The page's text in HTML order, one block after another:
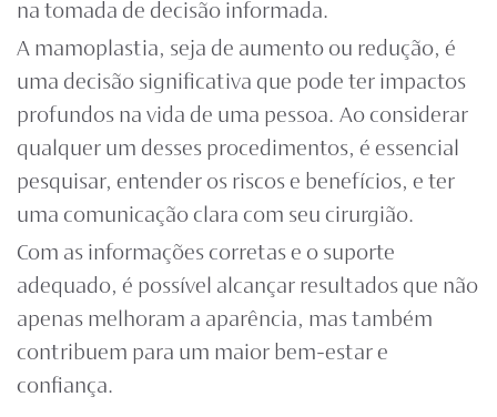
na tomada de decisão informada.
A mamoplastia, seja de aumento ou redução, é
uma decisão significativa que pode ter impactos
profundos na vida de uma pessoa. Ao considerar
qualquer um desses procedimentos, é essencial
pesquisar, entender os riscos e benefícios, e ter
uma comunicação clara com seu cirurgião.
Com as informações corretas e o suporte
adequado, é possível alcançar resultados que não
apenas melhoram a aparência, mas também
contribuem para um maior bem-estar e
confiança.